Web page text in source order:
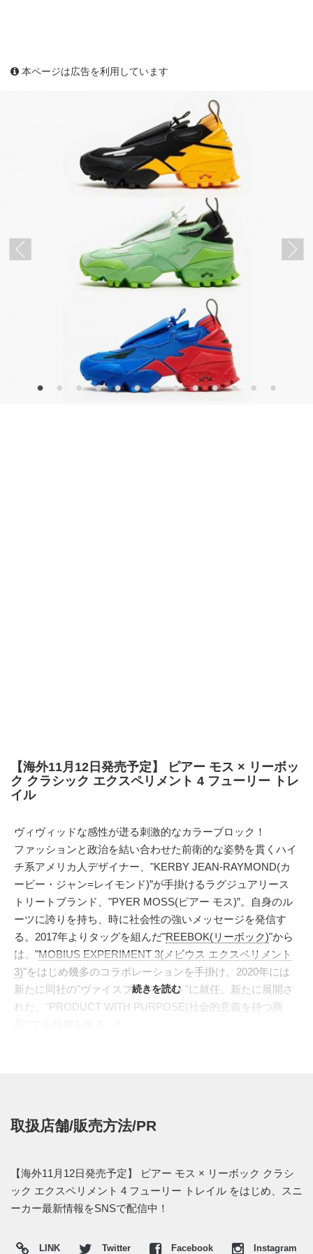
本ページは広告を利用しています
【海外11月12日発売予定】 ピアー モス × リーボッ
ク クラシック エクスペリメント 4 フューリー トレ
イル
ヴィヴィッドな感性が迸る刺激的なカラーブロック！
ファッションと政治を結い合わせた前衛的な姿勢を貫くハイ
チ系アメリカ人デザイナー、"KERBY JEAN-RAYMOND(カ
ービー・ジャン=レイモンド)”が手掛けるラグジュアリース
トリートブランド、"PYER MOSS(ピアー モス)”。自身のル
ーツに誇りを持ち、時に社会性の強いメッセージを発信す
る。2017年よりタッグを組んだ"REEBOK(リーボック)"から
は、"MOBIUS EXPERIMENT 3(メビウス エクスペリメント
3)"をはじめ幾多のコラボレーションを手掛け、2020年には
新たに同社の"ヴァイスプレジデント"に就任。新たに展開さ
れた、"PRODUCT WITH PURPOSE(社会的意義を持つ商
ンカラーの"PYER MOSS YELLOW"をアピールし
を纏う、"INDEPENDENCE DAY"の3色展開。いずれも大胆
なカラーブロックが人目を奪う、"PYER MOSS"ならではの
仕上がりが魅力となっている。
て発売予定。価格は$250。また新たな情報が入り次第、スニ
続きを読む
取扱店舗/販売方法/PR
【海外11月12日発売予定】 ピアー モス × リーボック クラシ
ック エクスペリメント 4 フューリー トレイル をはじめ、スニ
ーカー最新情報をSNSで配信中！
LINK Twitter Facebook Instagram